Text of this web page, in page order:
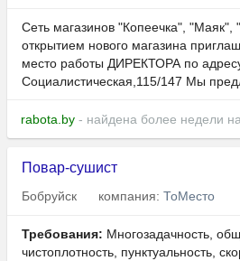
Сеть магазинов "Копеечка", "Маяк",
открытием нового магазина
место работы ДИРЕКТОРА по
Социалистическая,115/147 Мы
rabota.by - найдена более недели
Повар-сушист
Бобруйск компания: ТоМесто
Требования: Многозадачность,
чистоплотность, пунктуальность,